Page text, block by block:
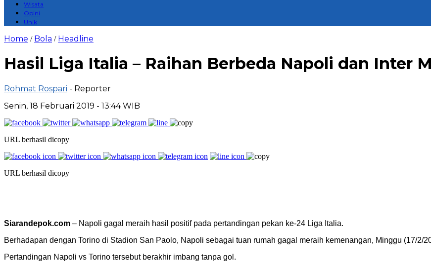
Wisata
Opini
Unik
Home / Bola / Headline
Hasil Liga Italia – Raihan Berbeda Napoli dan Inter
Rohmat Rospari - Reporter
Senin, 18 Februari 2019 - 13:44 WIB
URL berhasil dicopy
URL berhasil dicopy
Siarandepok.com – Napoli gagal meraih hasil positif pada pertandingan pekan ke-24 Liga Italia.
Berhadapan dengan Torino di Stadion San Paolo, Napoli sebagai tuan rumah gagal meraih kemenangan, Minggu (17/2/
Pertandingan Napoli vs Torino tersebut berakhir imbang tanpa gol.